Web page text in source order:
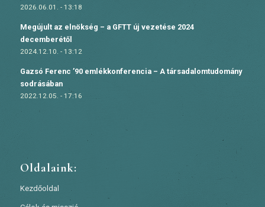
2026.06.01. - 13:18
Megújult az elnökség – a GFTT új vezetése 2024
decemberétől
2024.12.10. - 13:12
Gazsó Ferenc ’90 emlékkonferencia – A társadalomtudomány
sodrásában
2022.12.05. - 17:16
Oldalaink:
Kezdőoldal